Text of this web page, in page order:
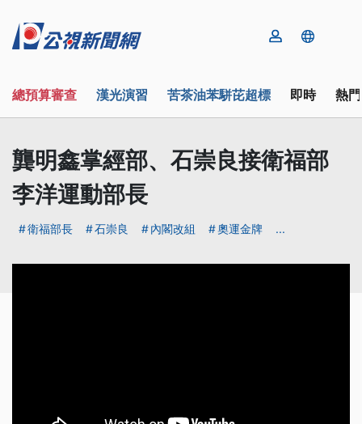
總預算審查 漢光演習 苦茶油苯駢芘超標 即時 熱
龔明鑫掌經部、石崇良接衛福部
李洋運動部長
衛福部長 石崇良 內閣改組 奧運金牌 ...